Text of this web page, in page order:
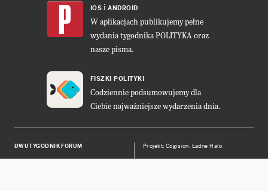
IOS i ANDROID
W aplikacjach publikujemy pełne
wydania tygodnika POLITYKA oraz
nasze pisma.
FISZKI POLITYKI
Codziennie podsumowujemy dla
Ciebie najważniejsze wydarzenia dnia.
DWUTYGODNIK FORUM Projekt:Cogision, Ładne Halo